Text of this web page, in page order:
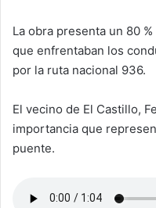
La obra presenta un 80
que enfrentaban los
por la ruta nacional 936.
El vecino de El Castillo,
importancia que
puente.